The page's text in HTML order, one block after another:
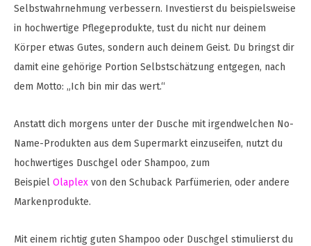
Selbstwahrnehmung verbessern. Investierst du beispielsweise
in hochwertige Pflegeprodukte, tust du nicht nur deinem
Körper etwas Gutes, sondern auch deinem Geist. Du bringst dir
damit eine gehörige Portion Selbstschätzung entgegen, nach
dem Motto: „Ich bin mir das wert.“
Anstatt dich morgens unter der Dusche mit irgendwelchen No-
Name-Produkten aus dem Supermarkt einzuseifen, nutzt du
hochwertiges Duschgel oder Shampoo, zum
Beispiel Olaplex von den Schuback Parfümerien, oder andere
Markenprodukte.
Mit einem richtig guten Shampoo oder Duschgel stimulierst du